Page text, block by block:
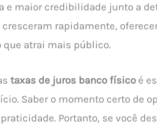
e maior credibilidade junto a
rapidamente,
atrai mais público.
taxas de juros banco físico é
Saber o momento certo de
Portanto, se você